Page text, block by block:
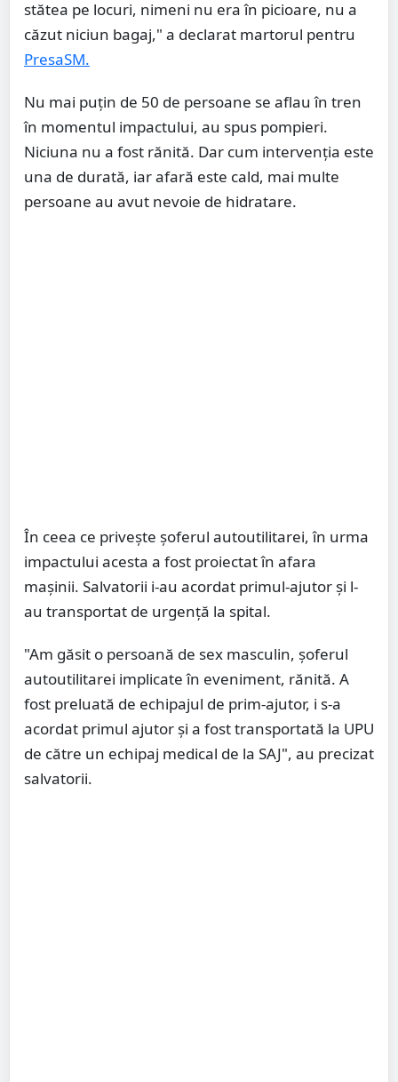
stătea pe locuri, nimeni nu era în picioare, nu a
căzut niciun bagaj," a declarat martorul pentru
PresaSM.
Nu mai puțin de 50 de persoane se aflau în tren
în momentul impactului, au spus pompieri.
Niciuna nu a fost rănită. Dar cum intervenția este
una de durată, iar afară este cald, mai multe
persoane au avut nevoie de hidratare.
În ceea ce privește șoferul autoutilitarei, în urma
impactului acesta a fost proiectat în afara
mașinii. Salvatorii i-au acordat primul-ajutor și l-
au transportat de urgență la spital.
"Am găsit o persoană de sex masculin, șoferul
autoutilitarei implicate în eveniment, rănită. A
fost preluată de echipajul de prim-ajutor, i s-a
acordat primul ajutor și a fost transportată la UPU
de către un echipaj medical de la SAJ", au precizat
salvatorii.